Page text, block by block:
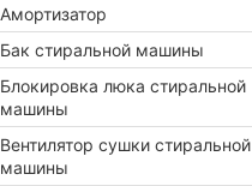
Амортизатор
Бак стиральной машины
Блокировка люка стиральной
машины
Вентилятор сушки стиральной
машины